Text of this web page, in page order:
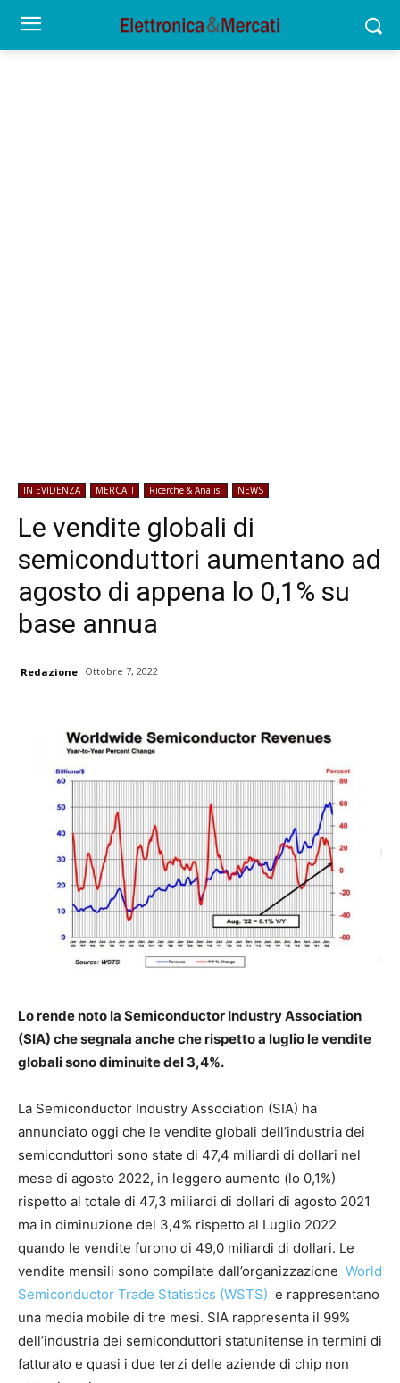
IN EVIDENZA MERCATI Ricerche & Analisi NEWS
Le vendite globali di
semiconduttori aumentano ad
agosto di appena lo 0,1% su
base annua
Redazione Ottobre 7, 2022
Lo rende notola Semiconductor Industry Association
(SIA) che segnala anche che rispetto a luglio le vendite
globali sono diminuite del 3,4%.
La Semiconductor Industry Association (SIA) ha
annunciato oggi che le vendite globali dell’industria dei
semiconduttori sono state di 47,4 miliardi di dollari nel
mese di agosto 2022, in leggero aumento (lo 0,1%)
rispetto al totale di 47,3 miliardi di dollari di agosto 2021
ma in diminuzione del 3,4% rispetto al Luglio 2022
quando le vendite furono di 49,0 miliardi di dollari. Le
vendite mensili sono compilate dall’organizzazione World
Semiconductor Trade Statistics (WSTS) e rappresentano
una media mobile di tre mesi. SIA rappresenta il 99%
dell’industria dei semiconduttori statunitense in termini di
fatturato e quasi i due terzi delle aziende di chip non